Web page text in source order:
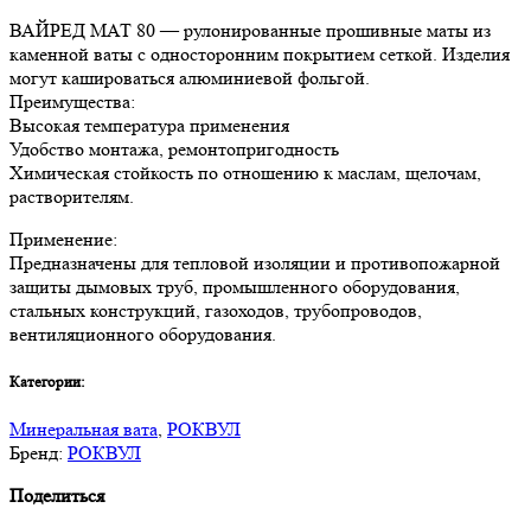
ВАЙРЕД МАТ 80 — рулонированные прошивные маты из
каменной ваты с односторонним покрытием сеткой. Изделия
могут кашироваться алюминиевой фольгой.
Преимущества:
Высокая температура применения
Удобство монтажа, ремонтопригодность
Химическая стойкость по отношению к маслам, щелочам,
растворителям.
Применение:
Предназначены для тепловой изоляции и противопожарной
защиты дымовых труб, промышленного оборудования,
стальных конструкций, газоходов, трубопроводов,
вентиляционного оборудования.
Категории:
Минеральная вата, РОКВУЛ
Бренд: РОКВУЛ
Поделиться